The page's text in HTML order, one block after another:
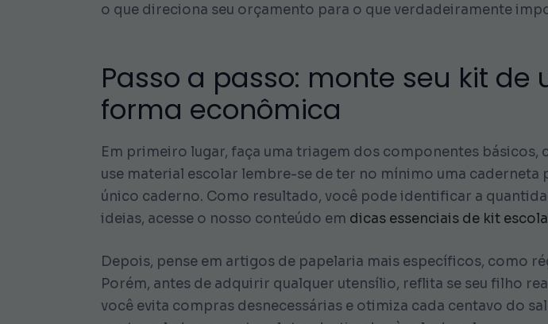
o que direciona seu orçamento para o que verdadeiramente
Passo a passo: monte seu kit
forma econômica
Em primeiro lugar, faça uma triagem dos componentes
use material escolar lembre-se de ter no mínimo uma
único caderno. Como resultado, você pode identificar a
ideias, acesse o nosso conteúdo em dicas essenciais de kit
Depois, pense em artigos de papelaria mais específicos, como
Porém, antes de adquirir qualquer utensílio, reflita se seu filho
você evita compras desnecessárias e otimiza cada centavo do